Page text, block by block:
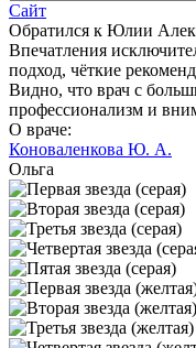
Сайт
Обратился к Юлии
Впечатления
подход, чёткие
Видно, что врач с
профессионализм и
О враче:
Коноваленкова Ю. А.
Ольга